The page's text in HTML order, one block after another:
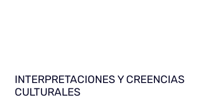
INTERPRETACIONES Y CREENCIAS
CULTURALES